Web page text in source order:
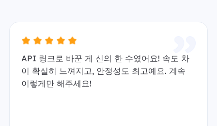
API 링크로 바꾼 게 신의 한 수였어요! 속도 차
이 확실히 느껴지고, 안정성도 최고예요. 계속
이렇게만 해주세요!